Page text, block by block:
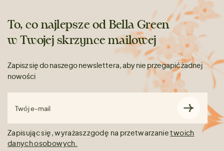
To, co najlepsze od Bella Green
w Twojej skrzynce mailowej
Zapisz się do naszego newslettera, aby nie przegapić żadnej
nowości
Twój e-mail
Zapisując się, wyrażasz zgodę na przetwarzanietwoich
danych osobowych.